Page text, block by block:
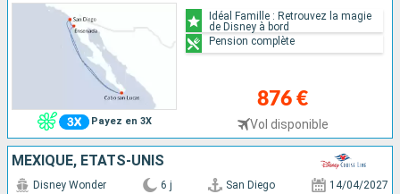
Payez en 3X
876 €
Vol disponible
Idéal Famille : Retrouvez la magie
de Disney à bord
Pension complète
MEXIQUE, ÉTATS-UNIS
Disney Wonder 6 j San Diego 14/04/2027